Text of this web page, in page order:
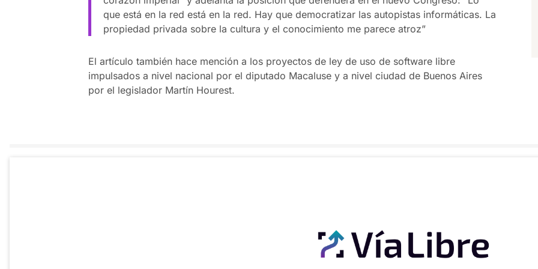
que está en la red está en la red. Hay que democratizar las autopistas informáticas. La
propiedad privada sobre la cultura y el conocimiento me parece atroz”
El artículo también hace mención a los proyectos de ley de uso de software libre
impulsados a nivel nacional por el diputado Macaluse y a nivel ciudad de Buenos Aires
por el legislador Martín Hourest.